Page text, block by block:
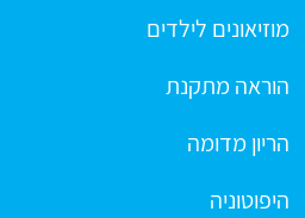
מוזיאונים לילדים
הוראה מתקנת
הריון מדומה
היפוטוניה